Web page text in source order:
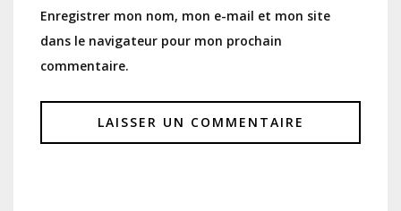
Enregistrer mon nom, mon e-mail et mon site
dans le navigateur pour mon prochain
commentaire.